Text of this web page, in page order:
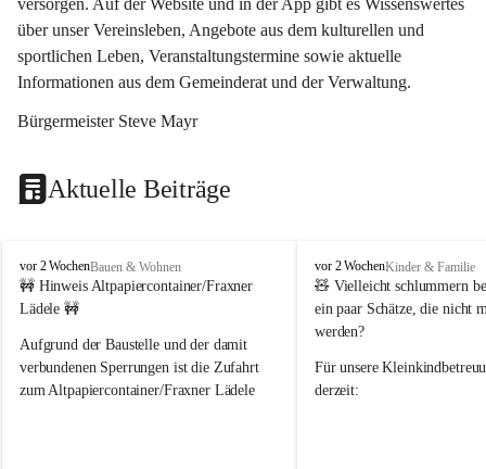
versorgen. Auf der Website und in der App gibt es Wissenswertes
über unser Vereinsleben, Angebote aus dem kulturellen und
sportlichen Leben, Veranstaltungstermine sowie aktuelle
Informationen aus dem Gemeinderat und der Verwaltung.
Bürgermeister Steve Mayr
Aktuelle Beiträge
F
r
a
e
r
n
vor 2 WochenBauen & Wohnen
🚧 Hinweis Altpapiercontainer/Fraxner
Lädele 🚧
Aufgrund der Baustelle und der damit
verbundenen Sperrungen ist die Zufahrt
zum Altpapiercontainer/Fraxner Lädele
F
r
a
x
r
n
vor 2 WochenKinder & Familie
🧸 Vielleicht schlummern
ein paar Schätze, die nicht
werden?
Für unsere
derzeit: